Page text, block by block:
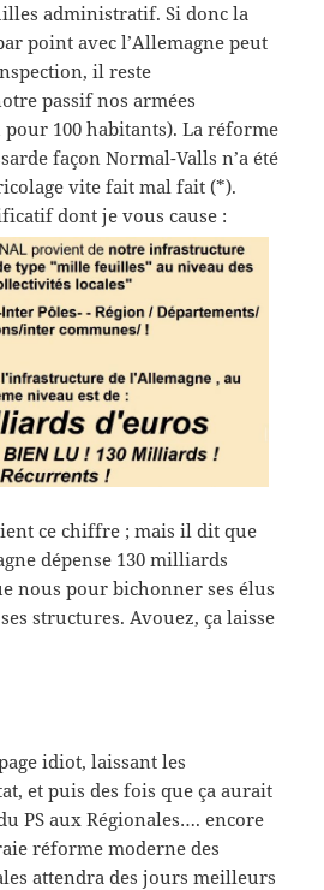
administratif. Si donc la
point avec l’Allemagne peut
il reste
passif nos armées
pour 100 habitants). La réforme
façon Normal-Valls n’a été
vite fait mal fait (*).
dont je vous cause :
ce chiffre ; mais il dit que
dépense 130 milliards
nous pour bichonner ses élus
structures. Avouez, ça laisse
idiot, laissant les
et puis des fois que ça aurait
PS aux Régionales…. encore
réforme moderne des
attendra des jours meilleurs